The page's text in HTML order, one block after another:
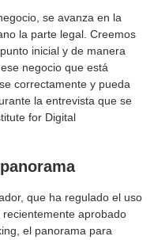
se avanza en la
la parte legal. Creemos
inicial y de manera
negocio que está
correctamente y pueda
la entrevista que se
for Digital
que ha regulado el uso
aprobado
el panorama para